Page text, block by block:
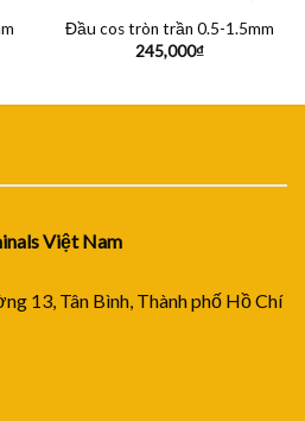
Đầu cos tròn trần 0.5-1.5mm
245,000₫
Việt Nam
13, Tân Bình, Thành phố Hồ Chí